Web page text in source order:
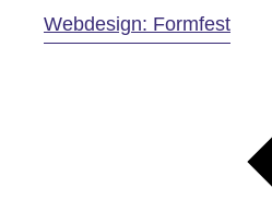
Webdesign: Formfest